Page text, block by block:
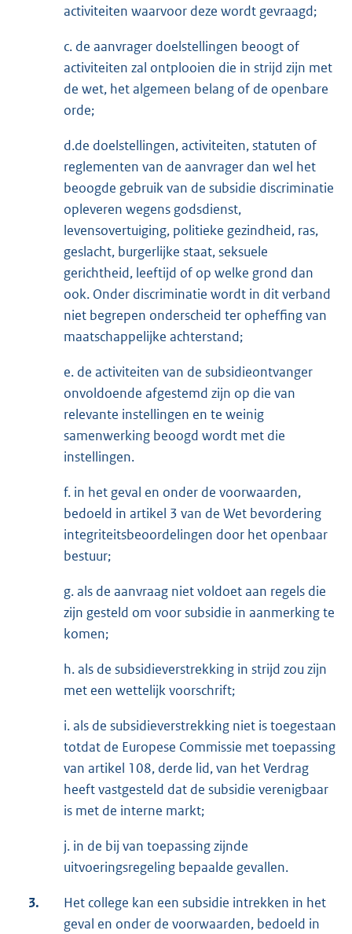
activiteiten waarvoor deze wordt gevraagd;
c. de aanvrager doelstellingen beoogt of
activiteiten zal ontplooien die in strijd zijn met
de wet, het algemeen belang of de openbare
orde;
d.de doelstellingen, activiteiten, statuten of
reglementen van de aanvrager dan wel het
beoogde gebruik van de subsidie discriminatie
opleveren wegens godsdienst,
levensovertuiging, politieke gezindheid, ras,
geslacht, burgerlijke staat, seksuele
gerichtheid, leeftijd of op welke grond dan
ook. Onder discriminatie wordt in dit verband
niet begrepen onderscheid ter opheffing van
maatschappelijke achterstand;
e. de activiteiten van de subsidieontvanger
onvoldoende afgestemd zijn op die van
relevante instellingen en te weinig
samenwerking beoogd wordt met die
instellingen.
f. in het geval en onder de voorwaarden,
bedoeld in artikel 3 van de Wet bevordering
integriteitsbeoordelingen door het openbaar
bestuur;
g. als de aanvraag niet voldoet aan regels die
zijn gesteld om voor subsidie in aanmerking te
komen;
h. als de subsidieverstrekking in strijd zou zijn
met een wettelijk voorschrift;
i. als de subsidieverstrekking niet is toegestaan
totdat de Europese Commissie met toepassing
van artikel 108, derde lid, van het Verdrag
heeft vastgesteld dat de subsidie verenigbaar
is met de interne markt;
j. in de bij van toepassing zijnde
uitvoeringsregeling bepaalde gevallen.
3.
Het college kan een subsidie intrekken in het
geval en onder de voorwaarden, bedoeld in